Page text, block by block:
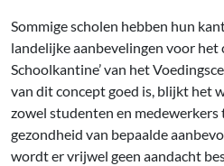
Sommige scholen hebben hun
landelijke aanbevelingen voor het
Schoolkantine’ van het
van dit concept goed is, blijkt het
zowel studenten en
gezondheid van bepaalde
wordt er vrijwel geen aandacht